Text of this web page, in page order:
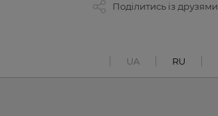
Поділитись із друзями
UA RU